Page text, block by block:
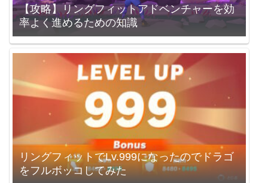
【攻略】リングフィットアドベンチャーを効
率よく進めるための知識
リングフィットでLv.999になったのでドラゴ
をフルボッコしてみた